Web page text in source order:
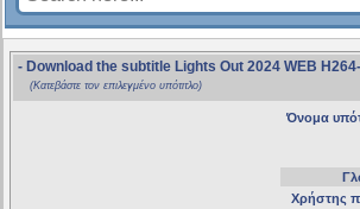
- Download the subtitle Lights Out 2024 WEB
(Κατεβάστε τον επιλεγμένο υπότιτλο)
Όνομα
Χρήστης